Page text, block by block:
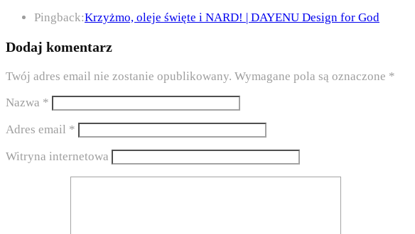
Pingback:Krzyżmo, oleje święte i NARD! | DAYENU Design for God
Dodaj komentarz
Twój adres email nie zostanie opublikowany. Wymagane pola są oznaczone *
Nazwa *
Adres email *
Witryna internetowa